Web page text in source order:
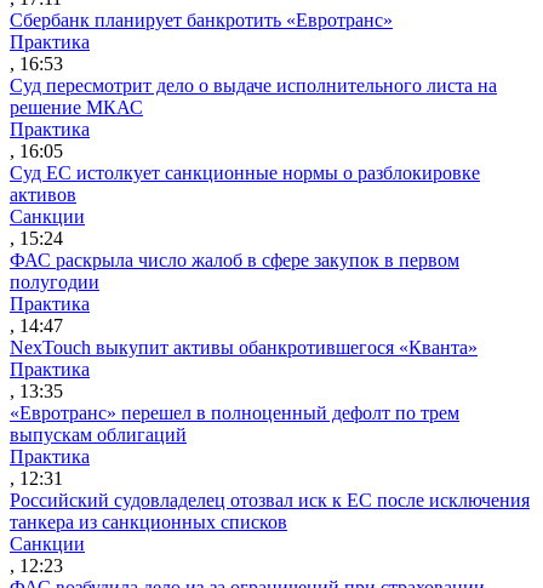
Сбербанк планирует банкротить «Евротранс»
Практика
, 16:53
Суд пересмотрит дело о выдаче исполнительного листа на
решение МКАС
Практика
, 16:05
Суд ЕС истолкует санкционные нормы о разблокировке
активов
Санкции
, 15:24
ФАС раскрыла число жалоб в сфере закупок в первом
полугодии
Практика
, 14:47
NexTouch выкупит активы обанкротившегося «Кванта»
Практика
, 13:35
«Евротранс» перешел в полноценный дефолт по трем
выпускам облигаций
Практика
, 12:31
Российский судовладелец отозвал иск к ЕС после исключения
танкера из санкционных списков
Санкции
, 12:23